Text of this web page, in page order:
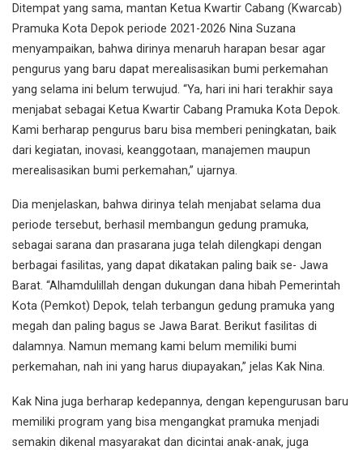
Ditempat yang sama, mantan Ketua Kwartir Cabang (Kwarcab)
Pramuka Kota Depok periode 2021-2026 Nina Suzana
menyampaikan, bahwa dirinya menaruh harapan besar agar
pengurus yang baru dapat merealisasikan bumi perkemahan
yang selama ini belum terwujud. “Ya, hari ini hari terakhir saya
menjabat sebagai Ketua Kwartir Cabang Pramuka Kota Depok.
Kami berharap pengurus baru bisa memberi peningkatan, baik
dari kegiatan, inovasi, keanggotaan, manajemen maupun
merealisasikan bumi perkemahan,” ujarnya.
Dia menjelaskan, bahwa dirinya telah menjabat selama dua
periode tersebut, berhasil membangun gedung pramuka,
sebagai sarana dan prasarana juga telah dilengkapi dengan
berbagai fasilitas, yang dapat dikatakan paling baik se- Jawa
Barat. “Alhamdulillah dengan dukungan dana hibah Pemerintah
Kota (Pemkot) Depok, telah terbangun gedung pramuka yang
megah dan paling bagus se Jawa Barat. Berikut fasilitas di
dalamnya. Namun memang kami belum memiliki bumi
perkemahan, nah ini yang harus diupayakan,” jelas Kak Nina.
Kak Nina juga berharap kedepannya, dengan kepengurusan baru
memiliki program yang bisa mengangkat pramuka menjadi
semakin dikenal masyarakat dan dicintai anak-anak, juga